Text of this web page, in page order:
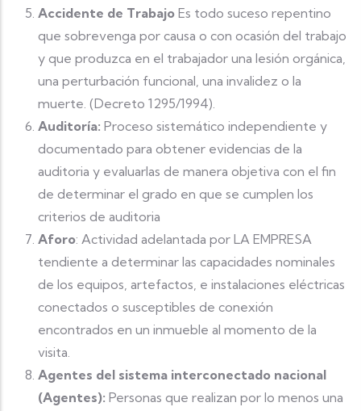
Accidente de Trabajo Es todo suceso repentino
que sobrevenga por causa o con ocasión del trabajo
y que produzca en el trabajador una lesión orgánica,
una perturbación funcional, una invalidez o la
muerte. (Decreto 1295/1994).
Auditoría: Proceso sistemático independiente y
documentado para obtener evidencias de la
auditoria y evaluarlas de manera objetiva con el fin
de determinar el grado en que se cumplen los
criterios de auditoria
Aforo: Actividad adelantada por LA EMPRESA
tendiente a determinar las capacidades nominales
de los equipos, artefactos, e instalaciones eléctricas
conectados o susceptibles de conexión
encontrados en un inmueble al momento de la
visita.
Agentes del sistema interconectado nacional
(Agentes): Personas que realizan por lo menos una